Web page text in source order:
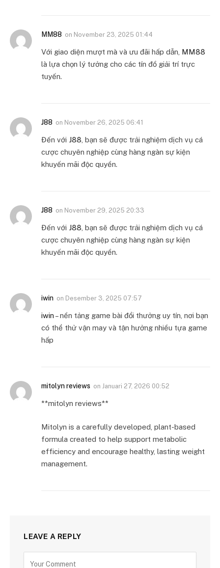
MM88 on November 23, 2025 01:44
Với giao diện mượt mà và ưu đãi hấp dẫn, MM88
là lựa chọn lý tưởng cho các tín đồ giải trí trực
tuyến.
J88 on November 26, 2025 06:41
Đến với J88 , bạn sẽ được trải nghiệm dịch vụ cá
cược chuyên nghiệp cùng hàng ngàn sự kiện
khuyến mãi độc quyền.
J88 on November 29, 2025 20:33
Đến với J88 , bạn sẽ được trải nghiệm dịch vụ cá
cược chuyên nghiệp cùng hàng ngàn sự kiện
khuyến mãi độc quyền.
iwin on Desember 3, 2025 07:57
iwin – nền tảng game bài đổi thưởng uy tín, nơi bạn
có thể thử vận may và tận hưởng nhiều tựa game
hấp
mitolyn reviews on Januari 27, 2026 00:52
**mitolyn reviews**
Mitolyn is a carefully developed, plant-based
formula created to help support metabolic
efficiency and encourage healthy, lasting weight
management.
LEAVE A REPLY